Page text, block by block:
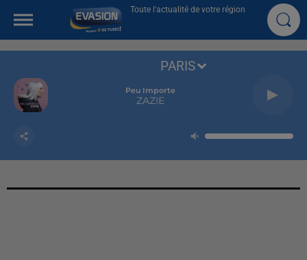
Toute l'actualité de votre région
Peu Importe
ZAZIE
PARIS